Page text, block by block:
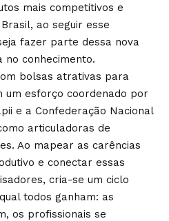
mais competitivos e
ao seguir esse
fazer parte dessa nova
no conhecimento.
bolsas atrativas para
um esforço coordenado por
e a Confederação Nacional
articuladoras de
Ao mapear as carências
e conectar essas
cria-se um ciclo
todos ganham: as
os profissionais se